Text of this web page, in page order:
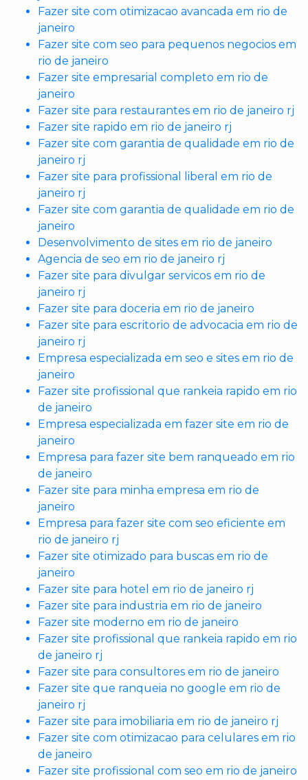
Fazer site com otimizacao avancada em rio de
janeiro
Fazer site com seo para pequenos negocios em
rio de janeiro
Fazer site empresarial completo em rio de
janeiro
Fazer site para restaurantes em rio de janeiro rj
Fazer site rapido em rio de janeiro rj
Fazer site com garantia de qualidade em rio de
janeiro rj
Fazer site para profissional liberal em rio de
janeiro rj
Fazer site com garantia de qualidade em rio de
janeiro
Desenvolvimento de sites em rio de janeiro
Agencia de seo em rio de janeiro rj
Fazer site para divulgar servicos em rio de
janeiro rj
Fazer site para doceria em rio de janeiro
Fazer site para escritorio de advocacia em rio de
janeiro rj
Empresa especializada em seo e sites em rio de
janeiro
Fazer site profissional que rankeia rapido em rio
de janeiro
Empresa especializada em fazer site em rio de
janeiro
Empresa para fazer site bem ranqueado em rio
de janeiro
Fazer site para minha empresa em rio de
janeiro
Empresa para fazer site com seo eficiente em
rio de janeiro rj
Fazer site otimizado para buscas em rio de
janeiro
Fazer site para hotel em rio de janeiro rj
Fazer site para industria em rio de janeiro
Fazer site moderno em rio de janeiro
Fazer site profissional que rankeia rapido em rio
de janeiro rj
Fazer site para consultores em rio de janeiro
Fazer site que ranqueia no google em rio de
janeiro rj
Fazer site para imobiliaria em rio de janeiro rj
Fazer site com otimizacao para celulares em rio
de janeiro
Fazer site profissional com seo em rio de janeiro